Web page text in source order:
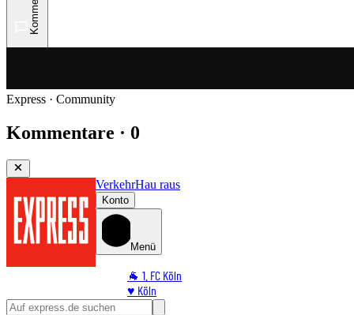
Express · Community
Kommentare · 0
VerkehrHau raus
Konto
Menü
🐐 1. FC Köln
♥️ Köln
⭐ Promi